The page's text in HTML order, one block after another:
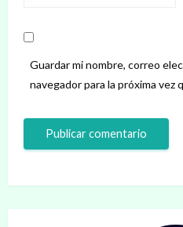
Guardar mi nombre, correo
navegador para la próxima vez